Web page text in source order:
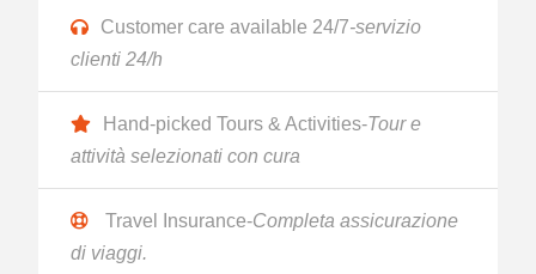
Customer care available 24/7-servizio
clienti 24/h
Hand-picked Tours & Activities-Tour e
attività selezionati con cura
Travel Insurance-Completa assicurazione
di viaggi.